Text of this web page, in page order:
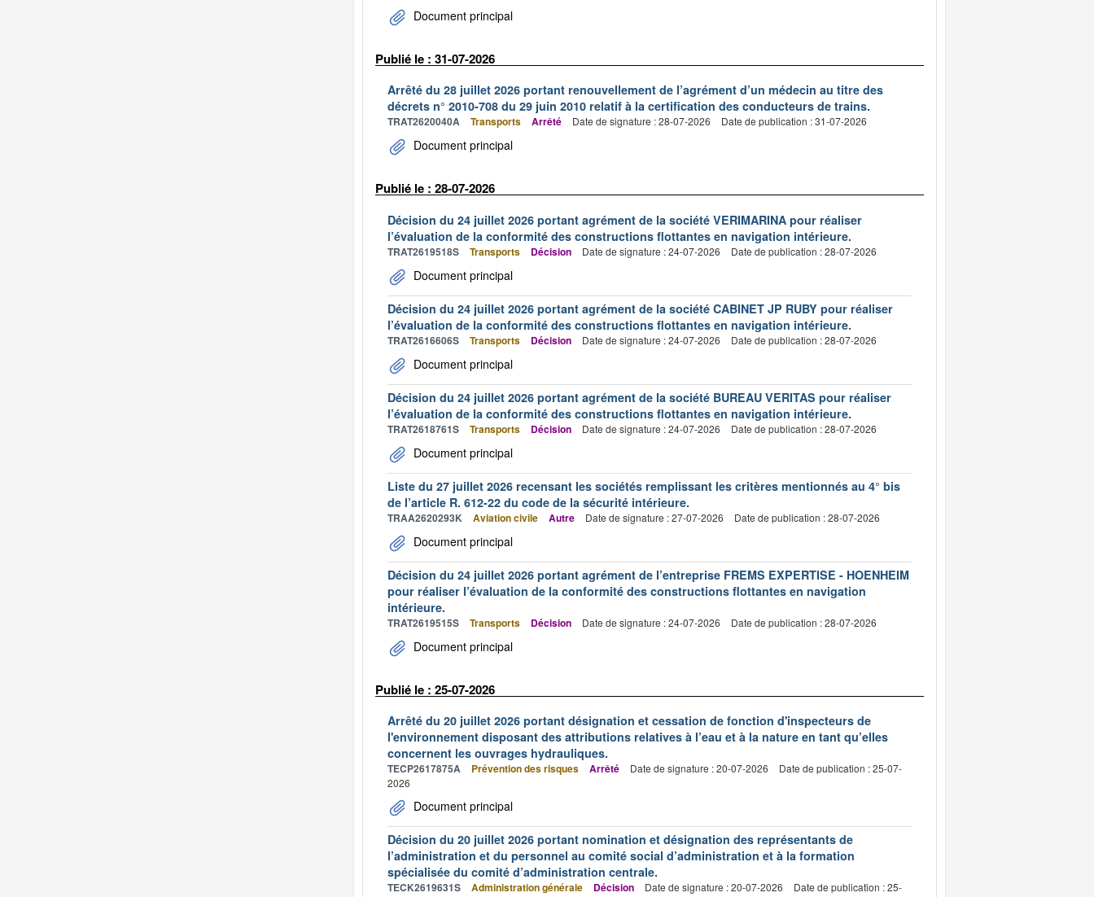
Document principal
Publié le : 31-07-2026
Arrêté du 28 juillet 2026 portant renouvellement de l’agrément d’un médecin au titre des
décrets n° 2010-708 du 29 juin 2010 relatif à la certification des conducteurs de trains.
TRAT2620040A Transports Arrêté Date de signature : 28-07-2026 Date de publication : 31-07-2026
Document principal
Publié le : 28-07-2026
Décision du 24 juillet 2026 portant agrément de la société VERIMARINA pour réaliser
l’évaluation de la conformité des constructions flottantes en navigation intérieure.
TRAT2619518S Transports Décision Date de signature : 24-07-2026 Date de publication : 28-07-2026
Document principal
Décision du 24 juillet 2026 portant agrément de la société CABINET JP RUBY pour réaliser
l’évaluation de la conformité des constructions flottantes en navigation intérieure.
TRAT2616606S Transports Décision Date de signature : 24-07-2026 Date de publication : 28-07-2026
Document principal
Décision du 24 juillet 2026 portant agrément de la société BUREAU VERITAS pour réaliser
l’évaluation de la conformité des constructions flottantes en navigation intérieure.
TRAT2618761S Transports Décision Date de signature : 24-07-2026 Date de publication : 28-07-2026
Document principal
Liste du 27 juillet 2026 recensant les sociétés remplissant les critères mentionnés au 4° bis
de l’article R. 612-22 du code de la sécurité intérieure.
TRAA2620293K Aviation civile Autre Date de signature : 27-07-2026 Date de publication : 28-07-2026
Document principal
Décision du 24 juillet 2026 portant agrément de l’entreprise FREMS EXPERTISE - HOENHEIM
pour réaliser l’évaluation de la conformité des constructions flottantes en navigation
intérieure.
TRAT2619515S Transports Décision Date de signature : 24-07-2026 Date de publication : 28-07-2026
Document principal
Publié le : 25-07-2026
Arrêté du 20 juillet 2026 portant désignation et cessation de fonction d'inspecteurs de
l'environnement disposant des attributions relatives à l’eau et à la nature en tant qu’elles
concernent les ouvrages hydrauliques.
TECP2617875A Prévention des risques Arrêté Date de signature : 20-07-2026
Date de publication : 25-07-
2026
Document principal
Décision du 20 juillet 2026 portant nomination et désignation des représentants de
l’administration et du personnel au comité social d’administration et à la formation
spécialisée du comité d’administration centrale.
TECK2619631S Administration générale Décision Date de signature : 20-07-2026
Date de publication : 25-